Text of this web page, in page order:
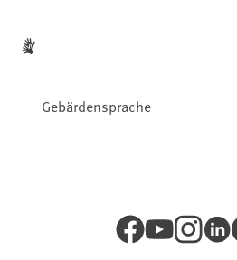
Gebärdensprache